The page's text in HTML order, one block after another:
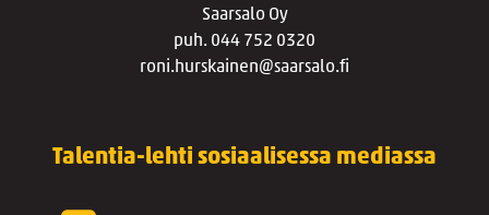
Saarsalo Oy
puh. 044 752 0320
roni.hurskainen@saarsalo.fi
Talentia-lehti sosiaalisessa mediassa